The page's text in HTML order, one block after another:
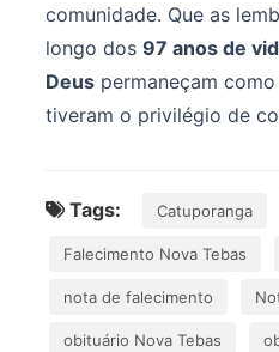
comunidade. Que as
longo dos 97 anos de
Deus permaneçam
tiveram o privilégio de
Tags: Catuporanga
Falecimento Nova Tebas
nota de falecimento
obituário Nova Tebas